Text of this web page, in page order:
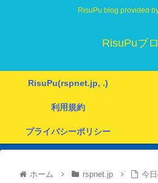
RisuPu blog provided
RisuPuブ
RisuPu(rspnet.jp, .)
利用規約
プライバシーポリシー
ホーム rspnet.jp
今